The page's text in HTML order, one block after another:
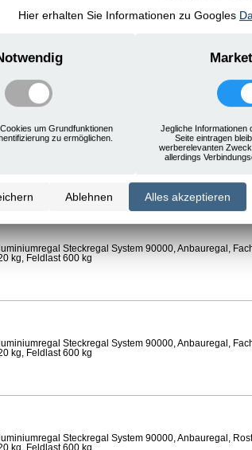
Steckregal System 90000, Anbauregal,
kg, Feldlast 600 kg
Steckregal System 90000, Anbauregal,
Steckregal System 90000, Anbauregal,
kg, Feldlast 600 kg
Steckregal System 90000, Anbauregal,
kg, Feldlast 600 kg
Steckregal System 90000, Anbauregal,
kg, Feldlast 600 kg
Hier erhalten Sie Informationen zu Googles
um Grundfunktionen
zu ermöglichen.
Jegliche Informationen
Seite eintragen
werberelevanten
allerdings
Ablehnen Alles akzeptieren